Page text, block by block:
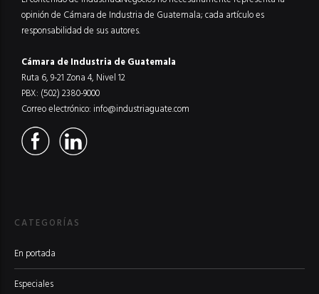
opinión de Cámara de Industria de Guatemala; cada artículo es
responsabilidad de sus autores.
Cámara de Industria de Guatemala
Ruta 6, 9-21 Zona 4, Nivel 12
PBX: (502) 2380-9000
Correo electrónico: info@industriaguate.com
CATEGORÍAS
En portada
Especiales